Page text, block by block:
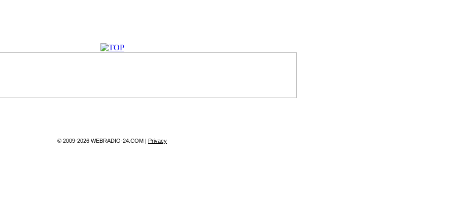
© 2009-2026 WEBRADIO-24.COM | Privacy